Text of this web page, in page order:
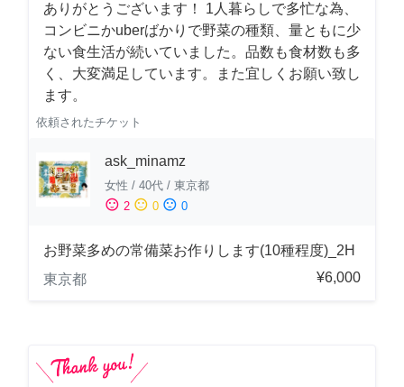
ありがとうございます！ 1人暮らしで多忙な為、
コンビニかuberばかりで野菜の種類、量ともに少
ない食生活が続いていました。品数も食材数も多
く、大変満足しています。また宜しくお願い致し
ます。
依頼されたチケット
ask_minamz
女性 / 40代 / 東京都
sentiment_satisfied 2 sentiment_neutral 0 sentiment_dissatisfied 0
お野菜多めの常備菜お作りします(10種程度)_2H
東京都
¥6,000